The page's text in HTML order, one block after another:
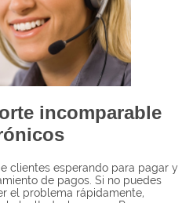
incomparable
clientes esperando para pagar y
de pagos. Si no puedes
el problema rápidamente,